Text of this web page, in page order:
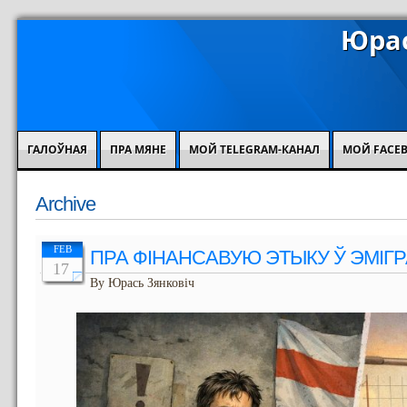
ГАЛОЎНАЯ ПРА МЯНЕ МОЙ TELEGRAM-КАНАЛ МОЙ
Archive
FEB
17 ПРА ФІНАНСАВУЮ ЭТЫКУ Ў
By Юрась Зянковіч